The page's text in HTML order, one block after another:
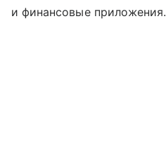
и финансовые приложения.